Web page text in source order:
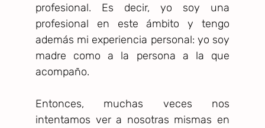
profesional. Es decir, yo soy una
profesional en este ámbito y tengo
además mi experiencia personal: yo soy
madre como a la persona a la que
acompaño.
Entonces, muchas veces nos
intentamos ver a nosotras mismas en